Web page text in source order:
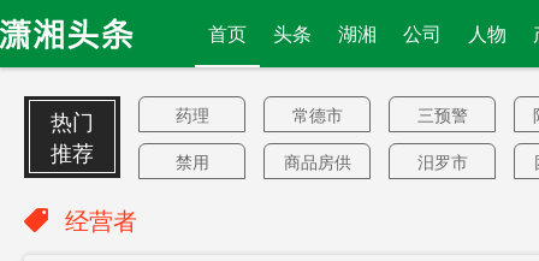
首页 头条 湖湘 公司 人物
热门
推荐
药理 常德市 三预警
禁用
商品房供
汨罗市
经营者